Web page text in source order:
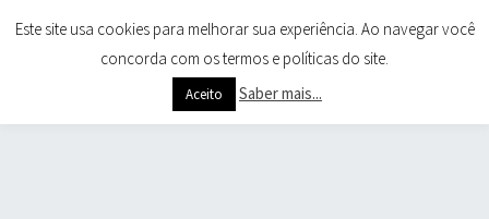
Este site usa cookies para melhorar sua experiência. Ao navegar você
concorda com os termos e políticas do site.
Aceito Saber mais...